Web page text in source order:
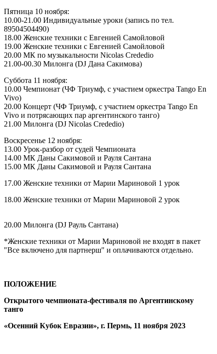
Пятница 10 ноября:
10.00-21.00 Индивидуальные уроки (запись по тел.
89504504490)
18.00 Женские техники с Евгенией Самойловой
19.00 Женские техники с Евгенией Самойловой
20.00 МК по музыкальности Nicolas Crededio
21.00-00.30 Милонга (DJ Дана Сакимова)
Суббота 11 ноября:
10.00 Чемпионат (ЧФ Триумф, с участием оркестра Tango En
Vivo)
20.00 Концерт (ЧФ Триумф, с участием оркестра Tango En
Vivo и потрясающих пар аргентинского танго)
21.00 Милонга (DJ Nicolas Crededio)
Воскресенье 12 ноября:
13.00 Урок-разбор от судей Чемпионата
14.00 МК Даны Сакимовой и Рауля Сантана
15.00 МК Даны Сакимовой и Рауля Сантана
17.00 Женские техники от Марии Мариновой 1 урок
18.00 Женские техники от Марии Мариновой 2 урок
20.00 Милонга (DJ Рауль Сантана)
*Женские техники от Марии Мариновой не входят в пакет
"Все включено для партнерш" и оплачиваются отдельно.
ПОЛОЖЕНИЕ
Открытого чемпионата-фестиваля по Аргентинскому
танго
«Осенний Кубок Евразии», г. Пермь, 11 ноября 2023